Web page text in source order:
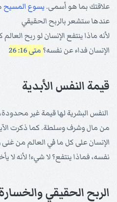
علاقتك بما هو أسمى. يسوع المسيح
عندها ستشعر بالربح الحقيقي
لأنه ماذا ينتفع الإنسان لو ربح
الإنسان فداء عن نفسه؟ متى 16: 26
قيمة النفس الأبدية
النفس البشرية لها قيمة غير
من مال وشرف وسلطة. كما ذكرت
الإنسان على كل ما في العالم من غنى
نفسه، فماذا ينتفع؟ لا شيء! لأنه لا
الربح الحقيقي